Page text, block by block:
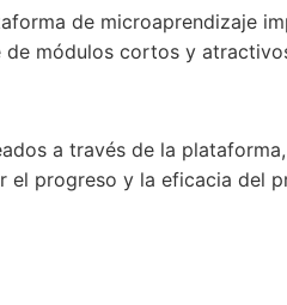
de microaprendizaje
de módulos cortos y
a través de la
el progreso y la eficacia del